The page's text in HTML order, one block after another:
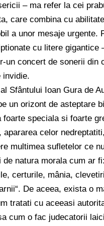
– ma refer la cei
care combina cu
a unor mesaje urgente.
cu litere gigantice
un concert de sonerii din
invidie.
Sfântului Ioan Gura de
un orizont de asteptare
speciala si foarte
celor
multimea sufletelor ce
natura morala cum ar
certurile, mânia,
De aceea, exista o
tratati cu aceeasi
cum o fac judecatorii